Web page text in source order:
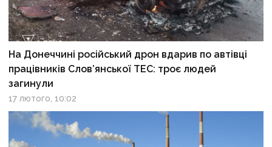
На Донеччині російський дрон вдарив по автівці
працівників Слов’янської ТЕС: троє людей
загинули
17 лютого, 10:02